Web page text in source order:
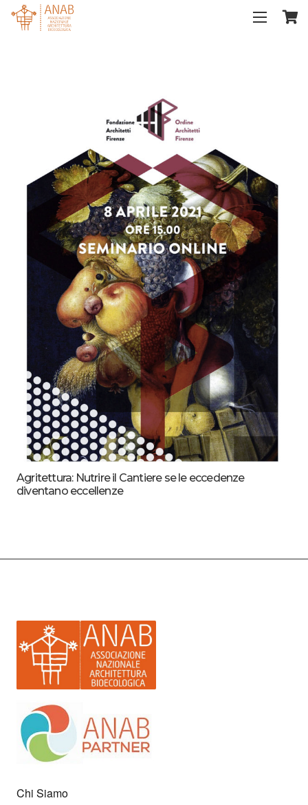
Agritettura: Nutrire il Cantiere se le eccedenze
diventano eccellenze
Chi Siamo